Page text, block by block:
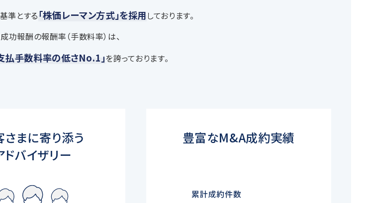
準とする「株価レーマン方式」を採用しております。
功報酬の報酬率（手数料率）は、
払手数料率の低さNo.1」を誇っております。
さまに寄り添う
ドバイザリー
豊富なM&A成約実績